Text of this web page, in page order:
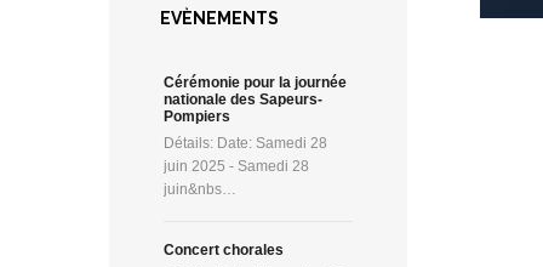
EVÈNEMENTS
Cérémonie pour la journée
nationale des Sapeurs-
Pompiers
Détails: Date: Samedi 28
juin 2025 - Samedi 28
juin&nbs…
Concert chorales